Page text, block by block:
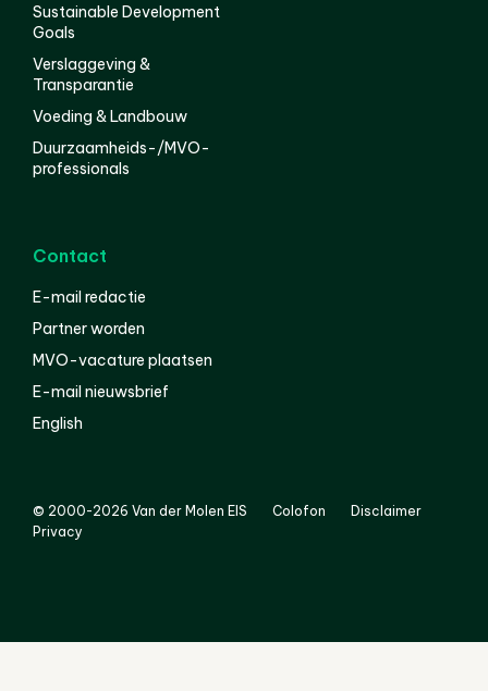
Sustainable Development
Goals
Verslaggeving &
Transparantie
Voeding & Landbouw
Duurzaamheids-/MVO-
professionals
Contact
E-mail redactie
Partner worden
MVO-vacature plaatsen
E-mail nieuwsbrief
English
© 2000-2026 Van der Molen EIS Colofon
Disclaimer
Privacy